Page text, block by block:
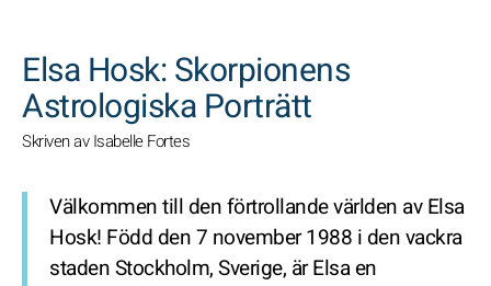
Elsa Hosk: Skorpionens
Astrologiska Porträtt
Skriven av Isabelle Fortes
Välkommen till den förtrollande världen av Elsa
Hosk! Född den 7 november 1988 i den vackra
staden Stockholm, Sverige, är Elsa en